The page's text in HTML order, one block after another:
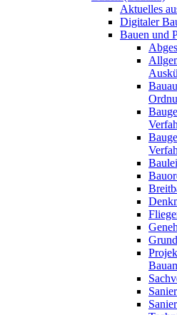
Aktuelles
Digitaler
Bauen und